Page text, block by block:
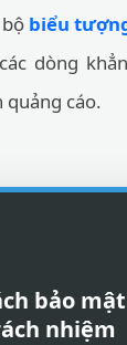
biểu
dòng
quảng cáo.
bảo
nhiệm